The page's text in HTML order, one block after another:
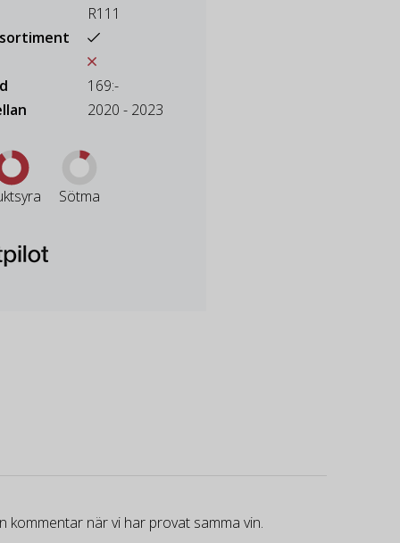
R111
169:-
2020 - 2023
Sötma
kommentar när vi har provat samma vin.